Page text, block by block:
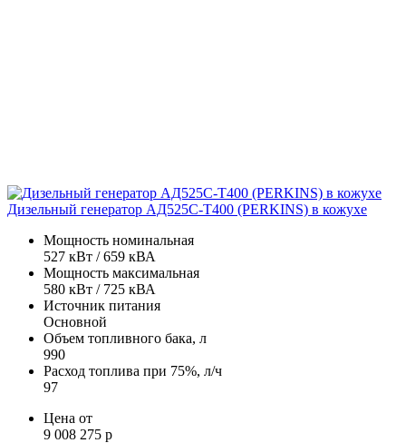
Дизельный генератор АД525С-Т400 (PERKINS) в кожухе
Мощность номинальная
527 кВт / 659 кВА
Мощность максимальная
580 кВт / 725 кВА
Источник питания
Основной
Объем топливного бака, л
990
Расход топлива при 75%, л/ч
97
Цена от
9 008 275 р